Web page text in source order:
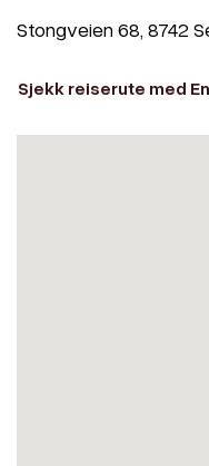
Stongveien 68, 8742
Sjekk reiserute med